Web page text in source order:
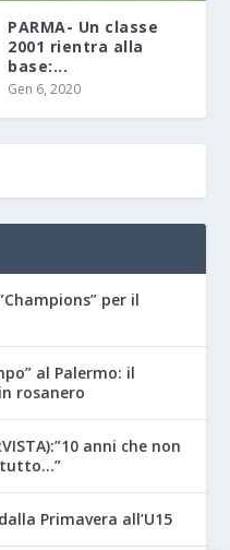
PARMA- Un classe
2001 rientra alla
base:...
Gen 6, 2020
per il
al Palermo: il
rosanero
anni che non
tutto…”
Primavera all’U15